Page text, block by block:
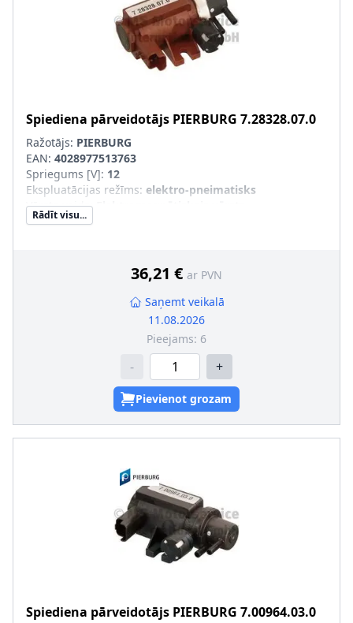
Spiediena pārveidotājs PIERBURG 7.28328.07.0
Ražotājs: PIERBURG
EAN: 4028977513763
Spriegums [V]: 12
Ekspluatācijas režīms: elektro-pneimatisks
Vārsta veids:
Rādīt visu...
36,21 € ar PVN
Saņemt veikalā
11.08.2026
Pieejams: 6
- +
Pievienot grozam
Spiediena pārveidotājs PIERBURG 7.00964.03.0